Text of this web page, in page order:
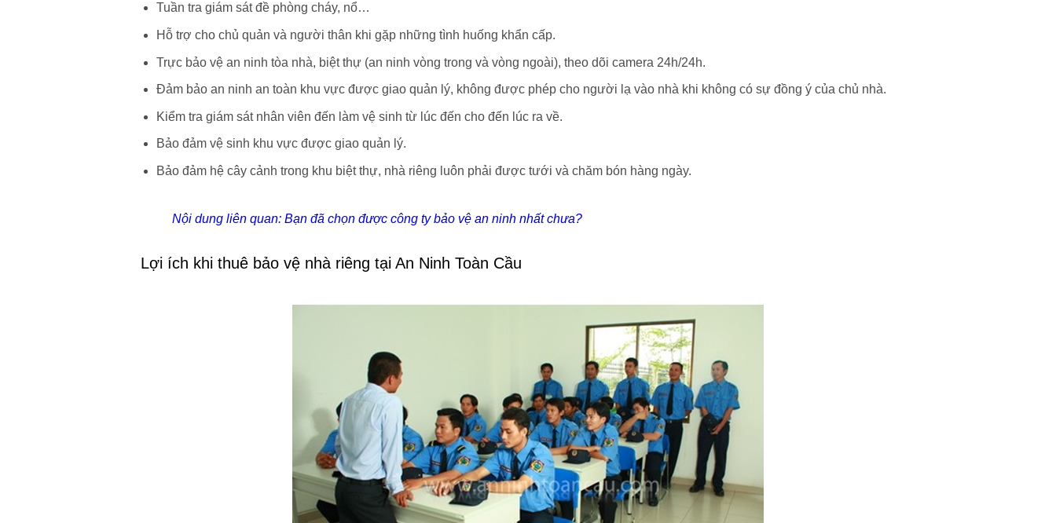
Tuần tra giám sát đề phòng cháy, nổ…
Hỗ trợ cho chủ quản và người thân khi gặp những tình huống khẩn cấp.
Trực bảo vệ an ninh tòa nhà, biệt thự (an ninh vòng trong và vòng ngoài), theo dõi camera 24h/24h.
Đảm bảo an ninh an toàn khu vực được giao quản lý, không được phép cho người lạ vào nhà khi không có sự đồng ý của chủ nhà.
Kiểm tra giám sát nhân viên đến làm vệ sinh từ lúc đến cho đến lúc ra về.
Bảo đảm vệ sinh khu vực được giao quản lý.
Bảo đảm hệ cây cảnh trong khu biệt thự, nhà riêng luôn phải được tưới và chăm bón hàng ngày.
Nội dung liên quan: Bạn đã chọn được công ty bảo vệ an ninh nhất chưa?
Lợi ích khi thuê bảo vệ nhà riêng tại An Ninh Toàn Cầu